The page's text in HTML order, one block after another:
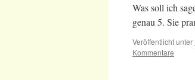
Was soll ich
genau 5. Sie
Veröffentlicht unter
Kommentare